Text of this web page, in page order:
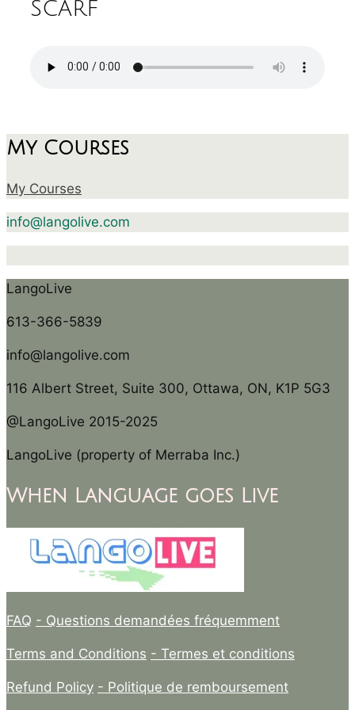
scarf
My Courses
My Courses
info@langolive.com
LangoLive
613-366-5839
info@langolive.com
116 Albert Street, Suite 300, Ottawa, ON, K1P 5G3
@LangoLive 2015-2025
LangoLive (property of Merraba Inc.)
When Language goes Live
FAQ - Questions demandées fréquemment
Terms and Conditions - Termes et conditions
Refund Policy - Politique de remboursement